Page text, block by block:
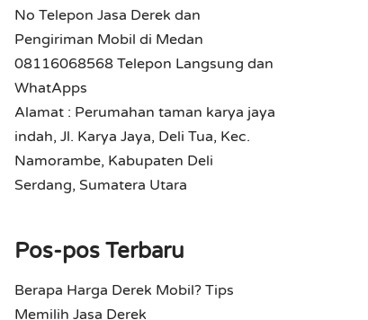
No Telepon Jasa Derek dan
Pengiriman Mobil di Medan
08116068568 Telepon Langsung dan
WhatApps
Alamat : Perumahan taman karya jaya
indah, Jl. Karya Jaya, Deli Tua, Kec.
Namorambe, Kabupaten Deli
Serdang, Sumatera Utara
Pos-pos Terbaru
Berapa Harga Derek Mobil? Tips
Memilih Jasa Derek